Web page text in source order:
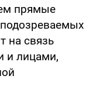
прямые
на связь
и лицами,